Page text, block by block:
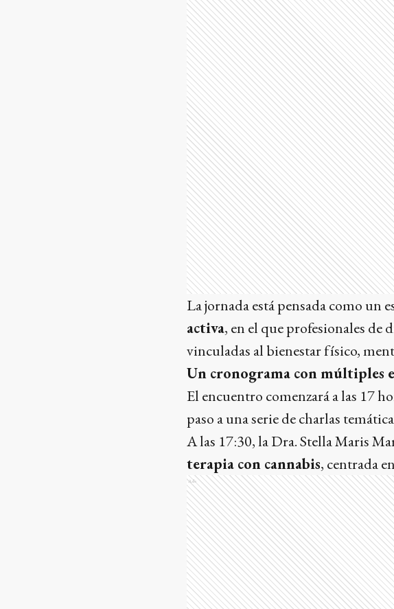
La jornada está pensada como un
activa, en el que profesionales
vinculadas al bienestar físico,
Un cronograma con múltiples
El encuentro comenzará a las 17
paso a una serie de charlas
A las 17:30, la Dra. Stella Maris
terapia con cannabis, centrada
Ads